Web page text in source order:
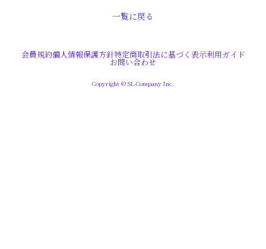
一覧に戻る
会員規約個人情報保護方針特定商取引法に基づく表示利用ガイド
お問い合わせ
Copyright © SL-Company Inc.